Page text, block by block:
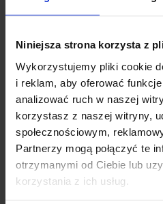
Niniejsza strona korzysta z
Wykorzystujemy pliki cookie
i reklam, aby oferować
analizować ruch w naszej
korzystasz z naszej witryny,
społecznościowym,
Partnerzy mogą połączyć te
otrzymanymi od Ciebie lub
korzystania z ich usług.
T SHIRT BARAGIANO
199,00 ZŁ
99,00 ZŁ
Najniższa cena z 30 dni przed